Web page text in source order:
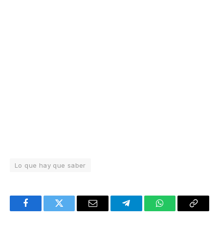
Lo que hay que saber
FacebookTwitter Email TelegramWhatsAppCopy